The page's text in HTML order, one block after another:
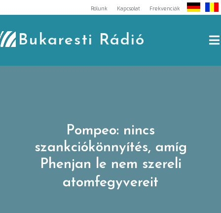
to
content
Rólunk Kapcsolat Frekvenciák
Bukaresti Rádió
Pompeo: nincs
szankciókönnyítés, amíg
Phenjan le nem szereli
atomfegyvereit